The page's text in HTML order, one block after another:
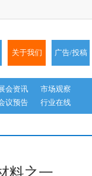
关于我们 广告/投稿
会资讯
市场观察
议预告
行业在线
料之一